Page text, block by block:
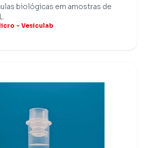
biológicas em amostras de
- Vesiculab